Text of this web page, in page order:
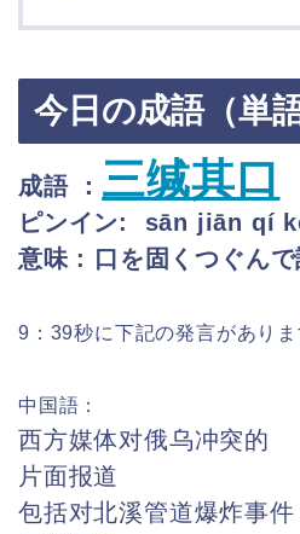
今日の成語（単語
成語 ： 三缄其口
ピンイン: sān jiān qí
意味 : 口を固くつぐん
9：39秒に下記の発言がありま
中国語：
西方媒体对俄乌冲突的
片面报道
包括对北溪管道爆炸事件